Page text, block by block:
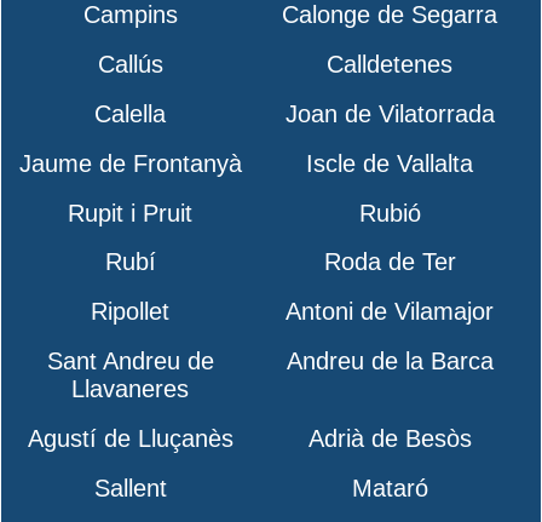
Campins
Calonge de Segarra
Callús
Calldetenes
Calella
Joan de Vilatorrada
Jaume de Frontanyà
Iscle de Vallalta
Rupit i Pruit
Rubió
Rubí
Roda de Ter
Ripollet
Antoni de Vilamajor
Sant Andreu de
Llavaneres
Andreu de la Barca
Agustí de Lluçanès
Adrià de Besòs
Sallent
Mataró